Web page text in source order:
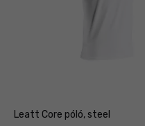
Leatt Core póló, steel